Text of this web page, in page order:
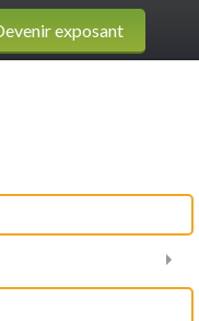
exposant